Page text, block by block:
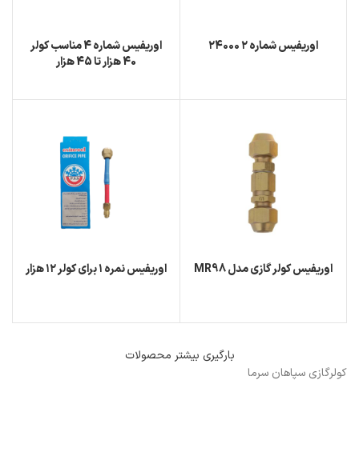
اوریفیس شماره ۲ ۲۴۰۰۰
اوریفیس شماره 4 مناسب کولر
40 هزار تا 45 هزار
اوریفیس کولر گازی مدل MR98 اوریفیس نمره ۱ برای کولر ۱۲ هزار
بارگیری بیشتر محصولات
کولرگازی سپاهان سرما